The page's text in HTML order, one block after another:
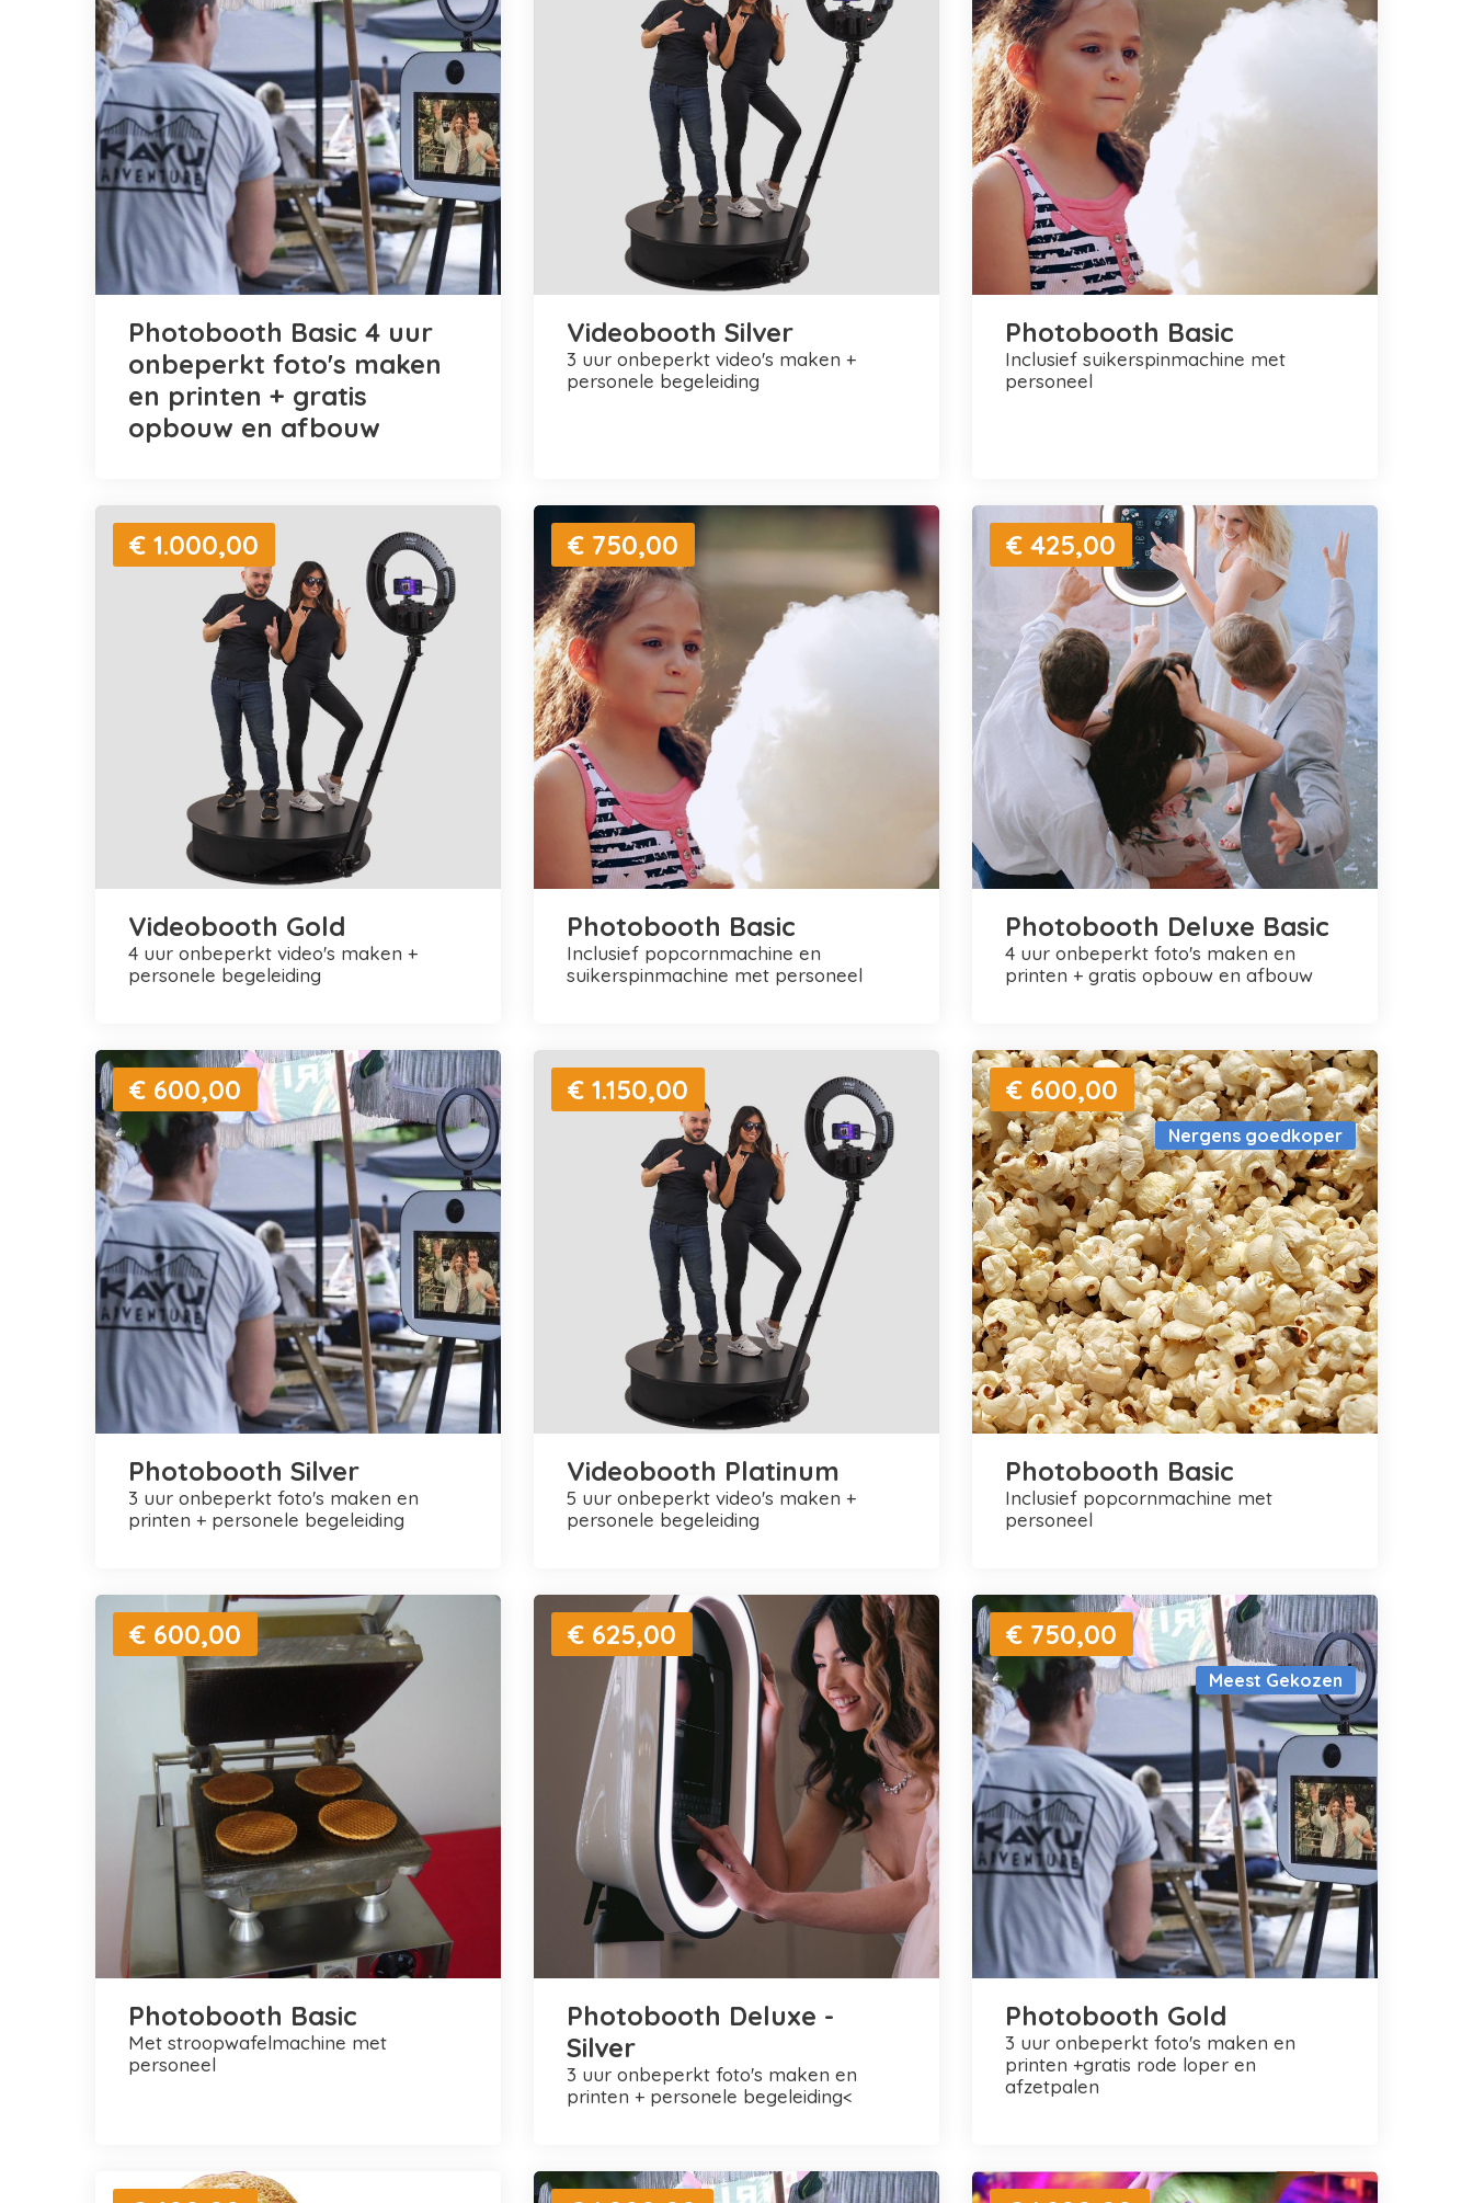
Photobooth Basic 4 uur
onbeperkt foto's maken
en printen + gratis
opbouw en afbouw
Videobooth Silver
3 uur onbeperkt video's maken +
personele begeleiding
Photobooth Basic
inclusief suikerspinmachine met
personeel
€ 1.000,00
Videobooth Gold
4 uur onbeperkt video's maken +
personele begeleiding
€ 750,00
Photobooth Basic
inclusief popcornmachine en
suikerspinmachine met personeel
€ 425,00
Photobooth Deluxe Basic
4 uur onbeperkt foto's maken en
printen + gratis opbouw en afbouw
€ 600,00
Photobooth Silver
3 uur onbeperkt foto's maken en
printen + personele begeleiding
€ 1.150,00
Videobooth Platinum
5 uur onbeperkt video's maken +
personele begeleiding
Nergens goedkoper
€ 600,00
Photobooth Basic
inclusief popcornmachine met
personeel
€ 600,00
Photobooth Basic
met stroopwafelmachine met
personeel
€ 625,00
Photobooth Deluxe -
Silver
3 uur onbeperkt foto's maken en
printen + personele begeleiding<
Meest Gekozen
€ 750,00
Photobooth Gold
3 uur onbeperkt foto's maken en
printen +gratis rode loper en
afzetpalen